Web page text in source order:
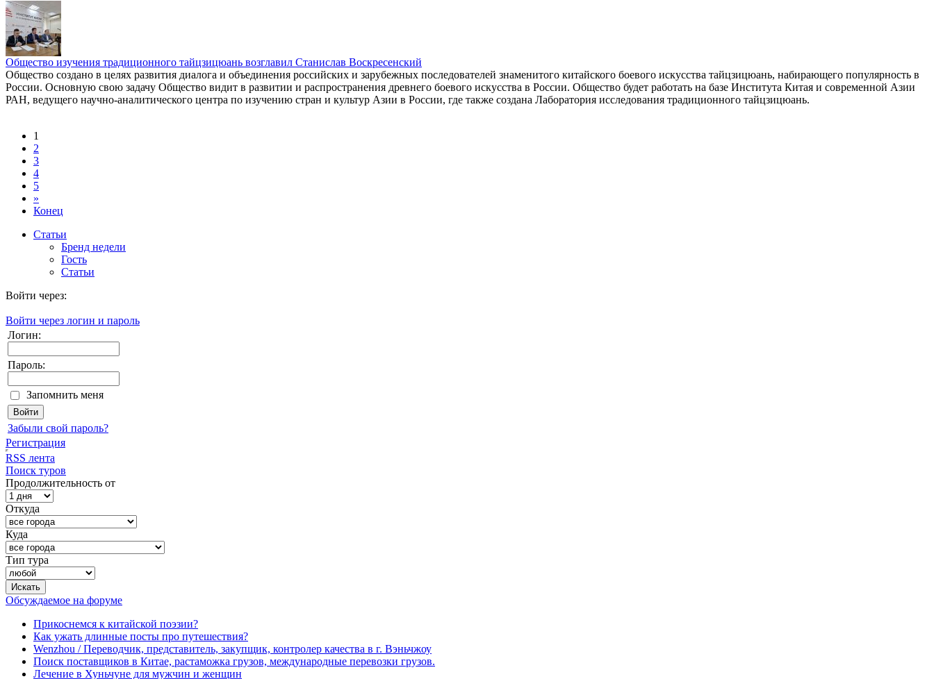
Общество изучения традиционного тайцзицюань возглавил Станислав Воскресенский
Общество создано в целях развития диалога и объединения российских и зарубежных последователей знаменитого китайского боевого искусства тайцзицюань, набирающего популярность в
России. Основную свою задачу Общество видит в развитии и распространения древнего боевого искусства в России. Общество будет работать на базе Института Китая и современной Азии
РАН, ведущего научно-аналитического центра по изучению стран и культур Азии в России, где также создана Лаборатория исследования традиционного тайцзицюань.
1
2
3
4
5
»
Конец
Статьи
Бренд недели
Гость
Статьи
Войти через:
Войти через логин и пароль
Логин:
Пароль:
Запомнить меня
Забыли свой пароль?
Регистрация
RSS лента
Поиск туров
Продолжительность от
Откуда
Куда
Тип тура
Обсуждаемое на форуме
Прикоснемся к китайской поэзии?
Как ужать длинные посты про путешествия?
Wenzhou / Переводчик, представитель, закупщик, контролер качества в г. Вэньчжоу
Поиск поставщиков в Китае, растаможка грузов, международные перевозки грузов.
Лечение в Хуньчуне для мужчин и женщин